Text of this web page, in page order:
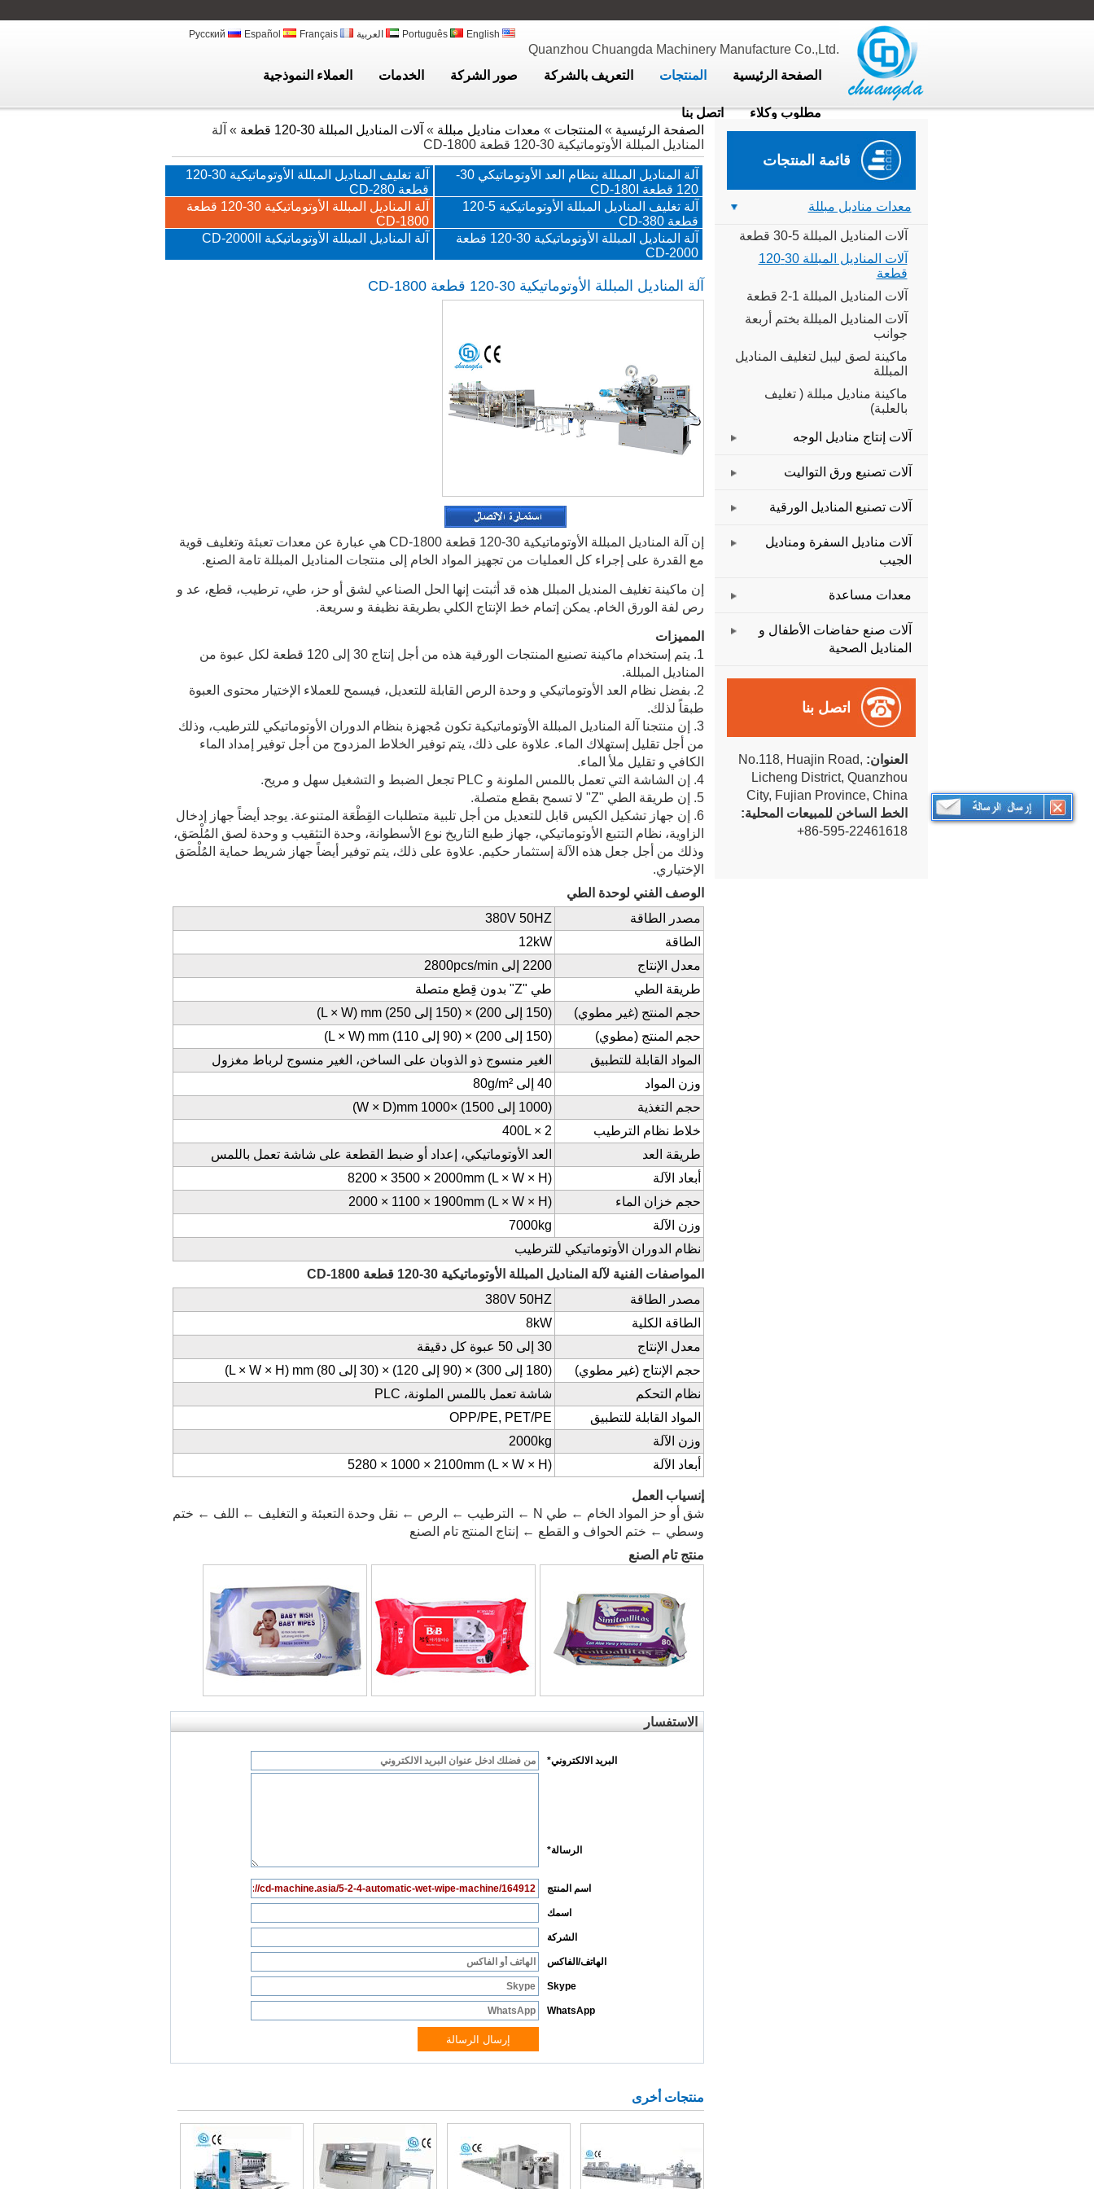
Português العربية Français
Quanzhou Chuangda Machinery Manufacture Co.,Ltd.
الصفحة الرئيسية
المنتجات التعريف بالشركة صور الشركة الخدمات العملاء النموذجية
مطلوب وكلاء اتصل بنا
قائمة المنتجات
معدات مناديل مبللة
آلات المناديل المبللة 5-30 قطعة
آلات المناديل المبللة 30-120
قطعة
آلات المناديل المبللة 1-2 قطعة
آلات المناديل المبللة بختم أربعة
جوانب
ماكينة لصق ليبل لتغليف المناديل
المبللة
ماكينة مناديل مبللة ( تغليف
بالعلبة)
آلات إنتاج مناديل الوجه
آلات تصنيع ورق التواليت
آلات تصنيع المناديل الورقية
آلات مناديل السفرة ومناديل
الجيب
معدات مساعدة
آلات صنع حفاضات الأطفال و
المناديل الصحية
اتصل بنا
العنوان: No.118, Huajin Road,
Licheng District, Quanzhou
City, Fujian Province, China
الخط الساخن للمبيعات المحلية:
+86-595-22461618
الصفحة الرئيسية » المنتجات » معدات مناديل مبللة » آلات المناديل المبللة 30-120 قطعة » آلة
المناديل المبللة الأوتوماتيكية 30-120 قطعة CD-1800
آلة المناديل المبللة بنظام العد الأوتوماتيكي 30-
120 قطعة CD-180I
آلة تغليف المناديل المبللة الأوتوماتيكية 30-120
قطعة CD-280
آلة تغليف المناديل المبللة الأوتوماتيكية 5-120
قطعة CD-380
آلة المناديل المبللة الأوتوماتيكية 30-120 قطعة
CD-1800
آلة المناديل المبللة الأوتوماتيكية 30-120 قطعة
CD-2000
آلة المناديل المبللة الأوتوماتيكية CD-2000II
آلة المناديل المبللة الأوتوماتيكية 30-120 قطعة CD-1800
إن آلة المناديل المبللة الأوتوماتيكية 30-120 قطعة CD-1800 هي عبارة عن معدات تعبئة وتغليف قوية
مع القدرة على إجراء كل العمليات من تجهيز المواد الخام إلى منتجات المناديل المبللة تامة الصنع.
إن ماكينة تغليف المنديل المبلل هذه قد أثبتت إنها الحل الصناعي لشق أو حز، طي، ترطيب، قطع، عد و
رص لفة الورق الخام. يمكن إتمام خط الإنتاج الكلي بطريقة نظيفة و سريعة.
المميزات
1. يتم إستخدام ماكينة تصنيع المنتجات الورقية هذه من أجل إنتاج 30 إلى 120 قطعة لكل عبوة من
المناديل المبللة.
2. بفضل نظام العد الأوتوماتيكي و وحدة الرص القابلة للتعديل، فيسمح للعملاء الإختيار محتوى العبوة
طبقاً لذلك.
3. إن منتجنا آلة المناديل المبللة الأوتوماتيكية تكون مُجهزة بنظام الدوران الأوتوماتيكي للترطيب، وذلك
من أجل تقليل إستهلاك الماء. علاوة على ذلك، يتم توفير الخلاط المزدوج من أجل توفير إمداد الماء
الكافي و تقليل ملأ الماء.
4. إن الشاشة التي تعمل باللمس الملونة و PLC تجعل الضبط و التشغيل سهل و مريح.
5. إن طريقة الطي "Z" لا تسمح بقطع متصلة.
6. إن جهاز تشكيل الكيس قابل للتعديل من أجل تلبية متطلبات القِطْعَة المتنوعة. يوجد أيضاً جهاز إدخال
الزاوية، نظام التتبع الأوتوماتيكي، جهاز طبع التاريخ نوع الأسطوانة، وحدة التثقيب و وحدة لصق المُلْصَق،
وذلك من أجل جعل هذه الآلة إستثمار حكيم. علاوة على ذلك، يتم توفير أيضاً جهاز شريط حماية المُلْصَق
الإختياري.
الوصف الفني لوحدة الطي
مصدر الطاقة
380V 50HZ
الطاقة
12kW
معدل الإنتاج
2200 إلى 2800pcs/min
طريقة الطي
طي "Z" بدون قِطع متصلة
حجم المنتج (غير مطوي)
(150 إلى 200) × (150 إلى 250)
(L × W) mm
حجم المنتج (مطوي)
(150 إلى 200) × (90 إلى 110)
(L × W) mm
المواد القابلة للتطبيق
الغير منسوج ذو الذوبان على الساخن، الغير منسوج لرباط مغزول
وزن المواد
40 إلى 80g/m²
حجم التغذية
(1000 إلى 1500) ×
(W × D)mm 1000
خلاط نظام الترطيب
400L × 2
طريقة العد
العد الأوتوماتيكي، إعداد أو ضبط القطعة على شاشة تعمل باللمس
أبعاد الآلة
8200 × 3500 × 2000mm (L × W × H)
حجم خزان الماء
2000 × 1100 × 1900mm (L × W × H)
وزن الآلة
7000kg
نظام الدوران الأوتوماتيكي للترطيب
المواصفات الفنية لآلة المناديل المبللة الأوتوماتيكية 30-120 قطعة CD-1800
مصدر الطاقة
380V 50HZ
الطاقة الكلية
8kW
معدل الإنتاج
30 إلى 50 عبوة كل دقيقة
حجم الإنتاج (غير مطوي)
(180 إلى 300) × (90 إلى 120) × (30 إلى 80)
(L × W × H) mm
نظام التحكم
شاشة تعمل باللمس الملونة، PLC
المواد القابلة للتطبيق
OPP/PE, PET/PE
وزن الآلة
2000kg
أبعاد الآلة
5280 × 1000 × 2100mm (L × W × H)
إنسياب العمل
شق أو حز المواد الخام ← طي N ← الترطيب ← الرص ← نقل وحدة التعبئة و التغليف ← اللف ← ختم
وسطي ← ختم الحواف و القطع ← إنتاج المنتج تام الصنع
منتج تام الصنع
الاستفسار
منتجات أخرى